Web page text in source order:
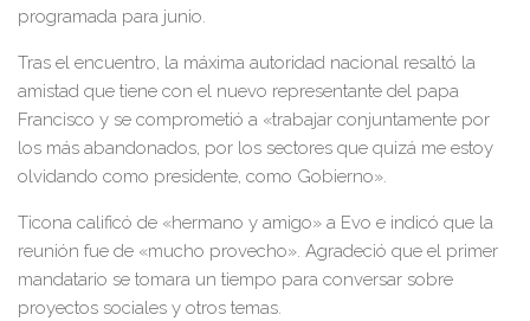
programada para junio.
Tras el encuentro, la máxima autoridad nacional resaltó la
amistad que tiene con el nuevo representante del papa
Francisco y se comprometió a «trabajar conjuntamente por
los más abandonados, por los sectores que quizá me estoy
olvidando como presidente, como Gobierno».
Ticona calificó de «hermano y amigo» a Evo e indicó que la
reunión fue de «mucho provecho». Agradeció que el primer
mandatario se tomara un tiempo para conversar sobre
proyectos sociales y otros temas.